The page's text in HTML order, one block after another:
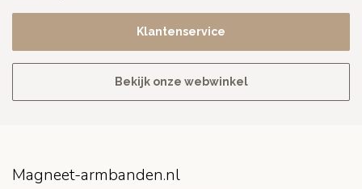
Klantenservice
Bekijk onze webwinkel
Magneet-armbanden.nl